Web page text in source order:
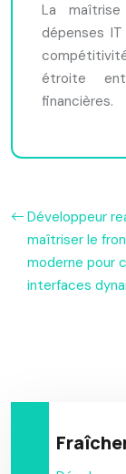
La
dépenses
étroite
financières.
Développeur
maîtriser le
moderne pour
interfaces